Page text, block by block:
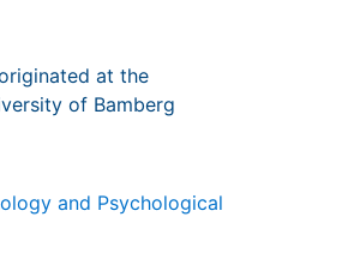
at the
of Bamberg
and Psychological